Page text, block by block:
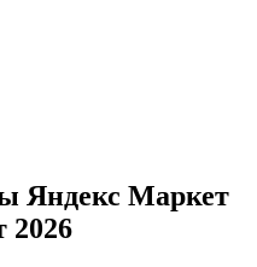
Яндекс Маркет
2026